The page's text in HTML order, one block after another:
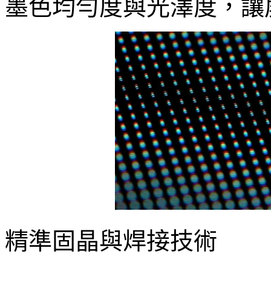
墨色均勻度與光澤度，
精準固晶與焊接技術